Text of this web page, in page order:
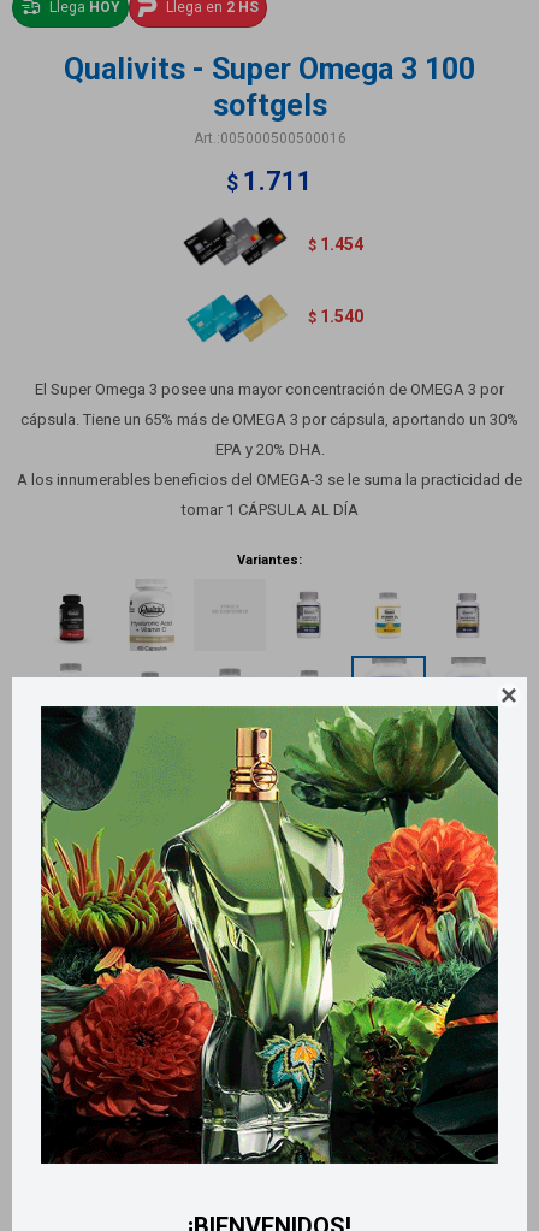

Llega HOY Llega en 2 HS
Qualivits - Super Omega 3 100
softgels
005000500500016
$ 1.711
$ 1.454
$ 1.540
El Super Omega 3 posee una mayor concentración de OMEGA 3 por
cápsula. Tiene un 65% más de OMEGA 3 por cápsula, aportando un 30%
EPA y 20% DHA.
A los innumerables beneficios del OMEGA-3 se le suma la practicidad de
tomar 1 CÁPSULA AL DÍA
Variantes:
Métodos y costos de envío
Retiros gratuitos en tiendas